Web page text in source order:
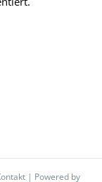
| Powered by